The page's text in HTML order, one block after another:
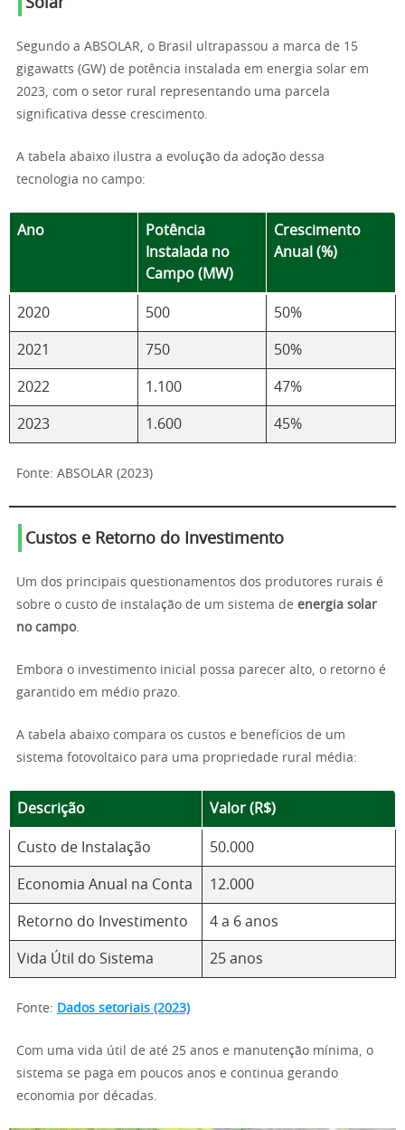
Solar
Segundo a ABSOLAR, o Brasil ultrapassou a marca de 15
gigawatts (GW) de potência instalada em energia solar em
2023, com o setor rural representando uma parcela
significativa desse crescimento.
A tabela abaixo ilustra a evolução da adoção dessa
tecnologia no campo:
Ano
Potência
Instalada no
Campo (MW)
Crescimento
Anual (%)
2020 500 50%
2021 750 50%
2022 1.100 47%
2023 1.600 45%
Fonte: ABSOLAR (2023)
Custos e Retorno do Investimento
Um dos principais questionamentos dos produtores rurais é
sobre o custo de instalação de um sistema de energia solar
no campo.
Embora o investimento inicial possa parecer alto, o retorno é
garantido em médio prazo.
A tabela abaixo compara os custos e benefícios de um
sistema fotovoltaico para uma propriedade rural média:
Descrição Valor (R$)
Custo de Instalação 50.000
Economia Anual na Conta 12.000
Retorno do Investimento 4 a 6 anos
Vida Útil do Sistema 25 anos
Fonte: Dados setoriais (2023)
Com uma vida útil de até 25 anos e manutenção mínima, o
sistema se paga em poucos anos e continua gerando
economia por décadas.